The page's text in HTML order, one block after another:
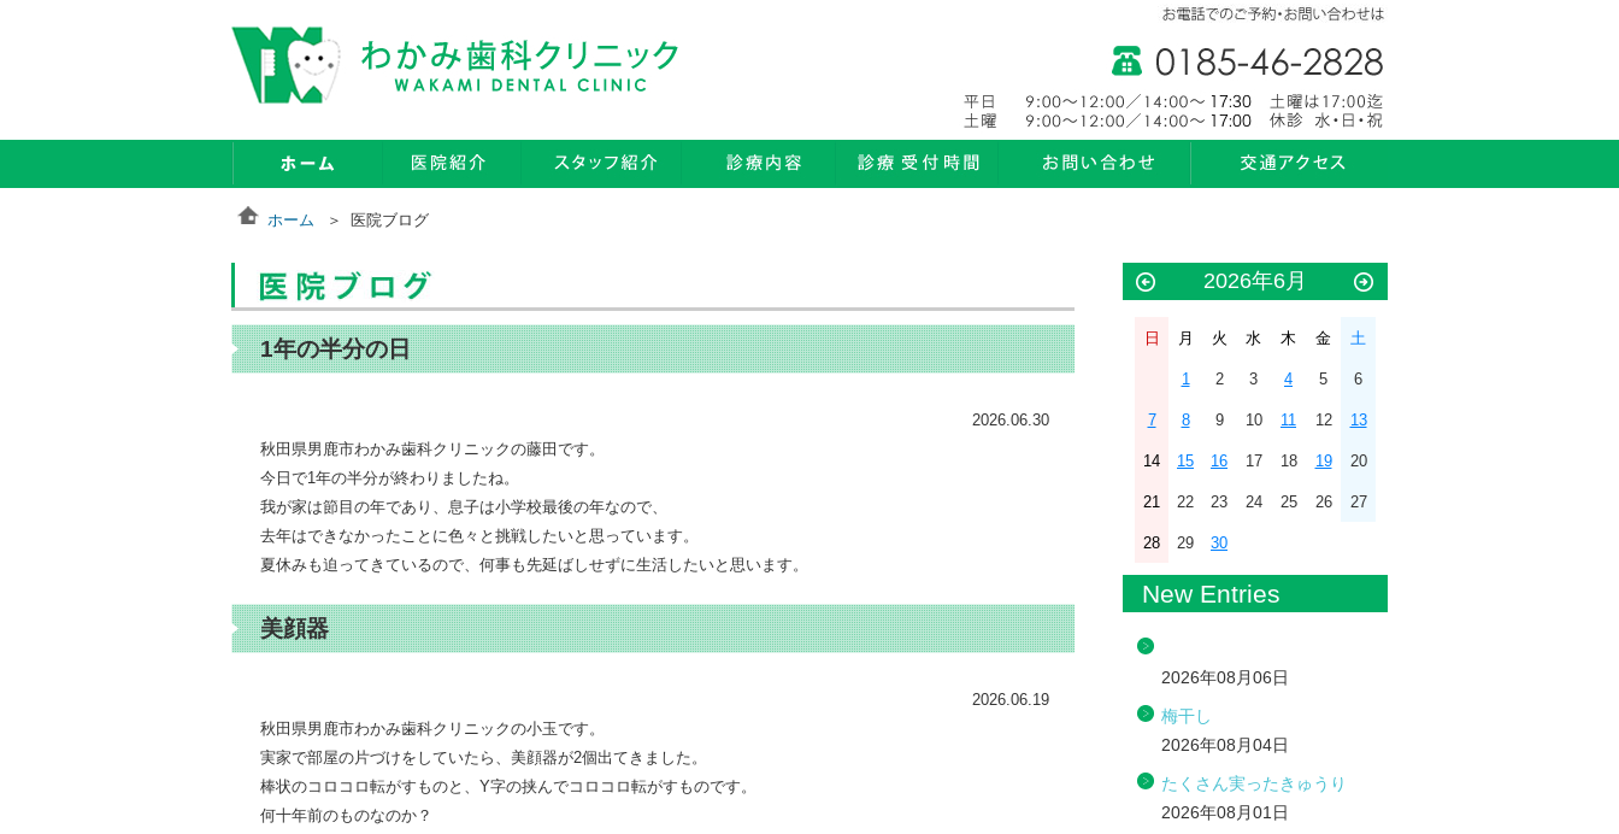
ホーム 医院ブログ
1年の半分の日
2026.06.30
秋田県男鹿市わかみ歯科クリニックの藤田です。
今日で1年の半分が終わりましたね。
我が家は節目の年であり、息子は小学校最後の年なので、
去年はできなかったことに色々と挑戦したいと思っています。
夏休みも迫ってきているので、何事も先延ばしせずに生活したいと思います。
美顔器
2026.06.19
秋田県男鹿市わかみ歯科クリニックの小玉です。
実家で部屋の片づけをしていたら、美顔器が2個出てきました。
棒状のコロコロ転がすものと、Y字の挟んでコロコロ転がすものです。
何十年前のものなのか？
2026年6月
日 月 火 水 木 金 土
1 2 3 4 5 6
7 8 9 10 11 12 13
14 15 16 17 18 19 20
21 22 23 24 25 26 27
28 29 30
New Entries
2026年08月06日
梅干し
2026年08月04日
たくさん実ったきゅうり
2026年08月01日